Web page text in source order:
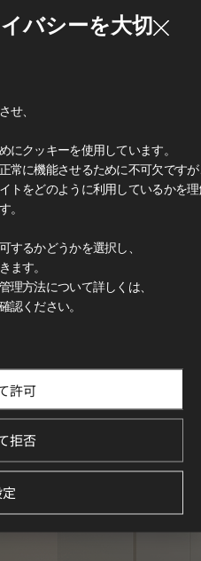
バシーを大切
せ、
にクッキーを使用しています。
常に機能させるために不可欠です
トをどのように利用しているかを
。
するかどうかを選択し、
ます。
理方法について詳しくは、
認ください。
許可
拒否